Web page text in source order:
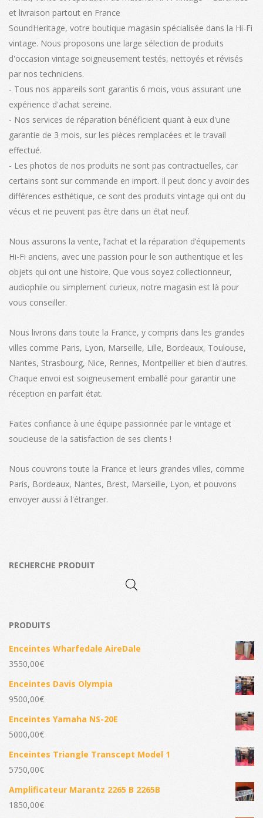
et livraison partout en France
SoundHeritage, votre boutique magasin spécialisée dans la Hi-Fi
vintage. Nous proposons une large sélection de produits
d'occasion vintage soigneusement testés, nettoyés et révisés
par nos techniciens.
- Tous nos appareils sont garantis 6 mois, vous assurant une
expérience d'achat sereine.
- Nos services de réparation bénéficient quant à eux d'une
garantie de 3 mois, sur les pièces remplacées et le travail
effectué.
- Les photos de nos produits ne sont pas contractuelles, car
certains sont sur commande en import. Il peut donc y avoir des
différences esthétique, ce sont des produits vintage qui ont du
vécus et ne peuvent pas être dans un état neuf.
Nous assurons la vente, l’achat et la réparation d’équipements
Hi-Fi anciens, avec une passion pour le son authentique et les
objets qui ont une histoire. Que vous soyez collectionneur,
audiophile ou simplement curieux, notre magasin est là pour
vous conseiller.
Nous livrons dans toute la France, y compris dans les grandes
villes comme Paris, Lyon, Marseille, Lille, Bordeaux, Toulouse,
Nantes, Strasbourg, Nice, Rennes, Montpellier et bien d'autres.
Chaque envoi est soigneusement emballé pour garantir une
réception en parfait état.
Faites confiance à une équipe passionnée par le vintage et
soucieuse de la satisfaction de ses clients !
Nous couvrons toute la France et leurs grandes villes, comme
Paris, Bordeaux, Nantes, Brest, Marseille, Lyon, et pouvons
envoyer aussi à l'étranger.
RECHERCHE PRODUIT
PRODUITS
Enceintes Wharfedale AireDale
3550,00€
Enceintes Davis Olympia
9500,00€
Enceintes Yamaha NS-20E
5000,00€
Enceintes Triangle Transcept Model 1
5750,00€
Amplificateur Marantz 2265 B 2265B
1850,00€